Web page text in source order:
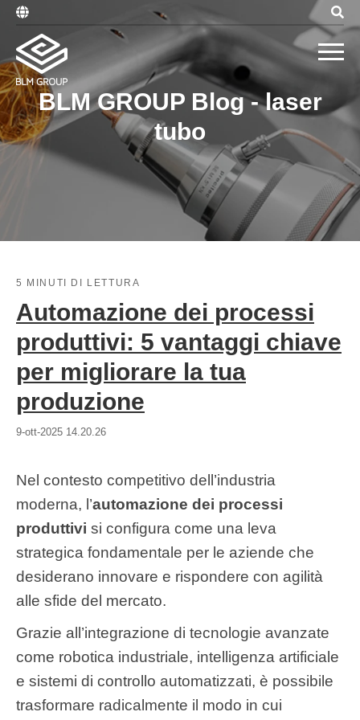
BLM GROUP Blog - laser
tubo
5 MINUTI DI LETTURA
Automazione dei processi
produttivi: 5 vantaggi chiave
per migliorare la tua
produzione
9-ott-2025 14.20.26
Nel contesto competitivo dell’industria
moderna, l’automazione dei processi
produttivi si configura come una leva
strategica fondamentale per le aziende che
desiderano innovare e rispondere con agilità
alle sfide del mercato.
Grazie all’integrazione di tecnologie avanzate
come robotica industriale, intelligenza artificiale
e sistemi di controllo automatizzati, è possibile
trasformare radicalmente il modo in cui